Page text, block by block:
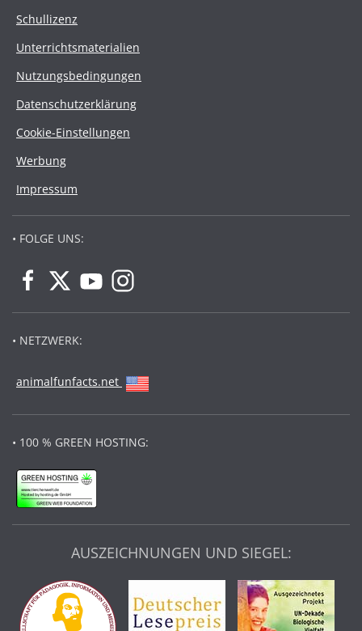
Schullizenz
Unterrichtsmaterialien
Nutzungsbedingungen
Datenschutzerklärung
Cookie-Einstellungen
Werbung
Impressum
• FOLGE UNS:
• NETZWERK:
animalfunfacts.net
• 100 % GREEN HOSTING:
AUSZEICHNUNGEN UND SIEGEL: